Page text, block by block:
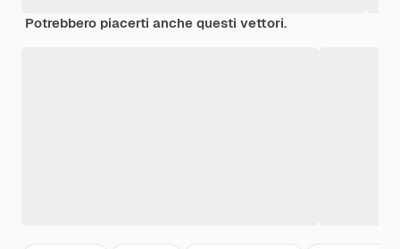
Potrebbero piacerti anche questi vettori.